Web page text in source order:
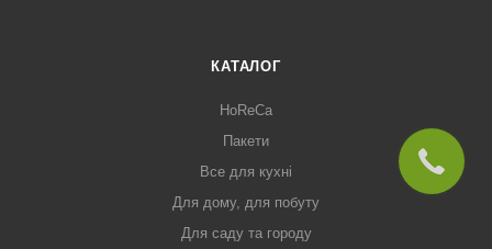
КАТАЛОГ
HoReCa
Пакети
Все для кухні
Для дому, для побуту
Для саду та городу